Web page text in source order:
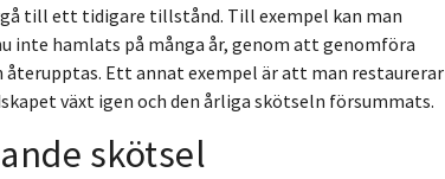
till ett tidigare tillstånd. Till exempel kan man
hamlats på många år, genom att genomföra
Ett annat exempel är att man restaurerar
växt igen och den årliga skötseln försummats.
skötsel